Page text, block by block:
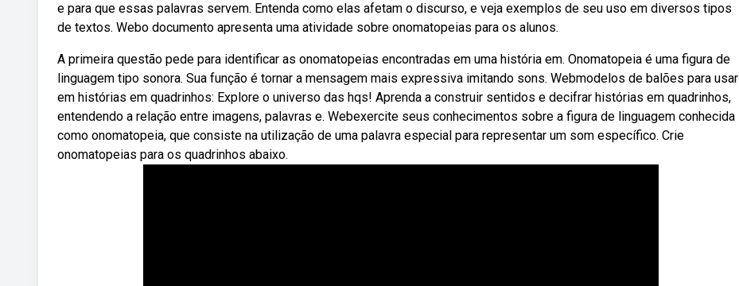
e para que essas palavras servem. Entenda como elas afetam o discurso, e veja exemplos de seu uso em diversos tipos
de textos. Webo documento apresenta uma atividade sobre onomatopeias para os alunos.
A primeira questão pede para identificar as onomatopeias encontradas em uma história em. Onomatopeia é uma figura de
linguagem tipo sonora. Sua função é tornar a mensagem mais expressiva imitando sons. Webmodelos de balões para usar
em histórias em quadrinhos: Explore o universo das hqs! Aprenda a construir sentidos e decifrar histórias em quadrinhos,
entendendo a relação entre imagens, palavras e. Webexercite seus conhecimentos sobre a figura de linguagem conhecida
como onomatopeia, que consiste na utilização de uma palavra especial para representar um som específico. Crie
onomatopeias para os quadrinhos abaixo.